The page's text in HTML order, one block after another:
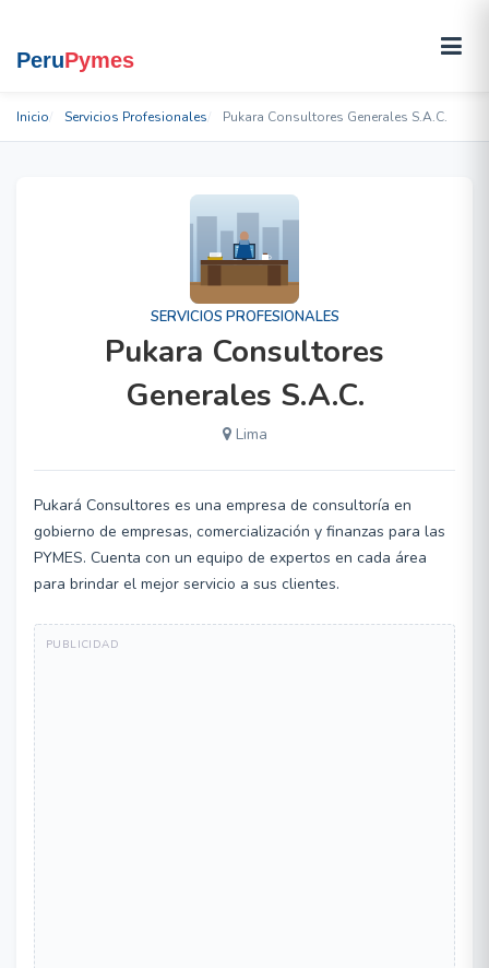
Inicio Servicios Profesionales Pukara Consultores Generales S.A.C.
SERVICIOS PROFESIONALES
Pukara Consultores
Generales S.A.C.
Lima
Pukará Consultores es una empresa de consultoría en
gobierno de empresas, comercialización y finanzas para las
PYMES. Cuenta con un equipo de expertos en cada área
para brindar el mejor servicio a sus clientes.